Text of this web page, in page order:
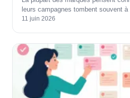
leurs campagnes tombent souvent
11 juin 2026